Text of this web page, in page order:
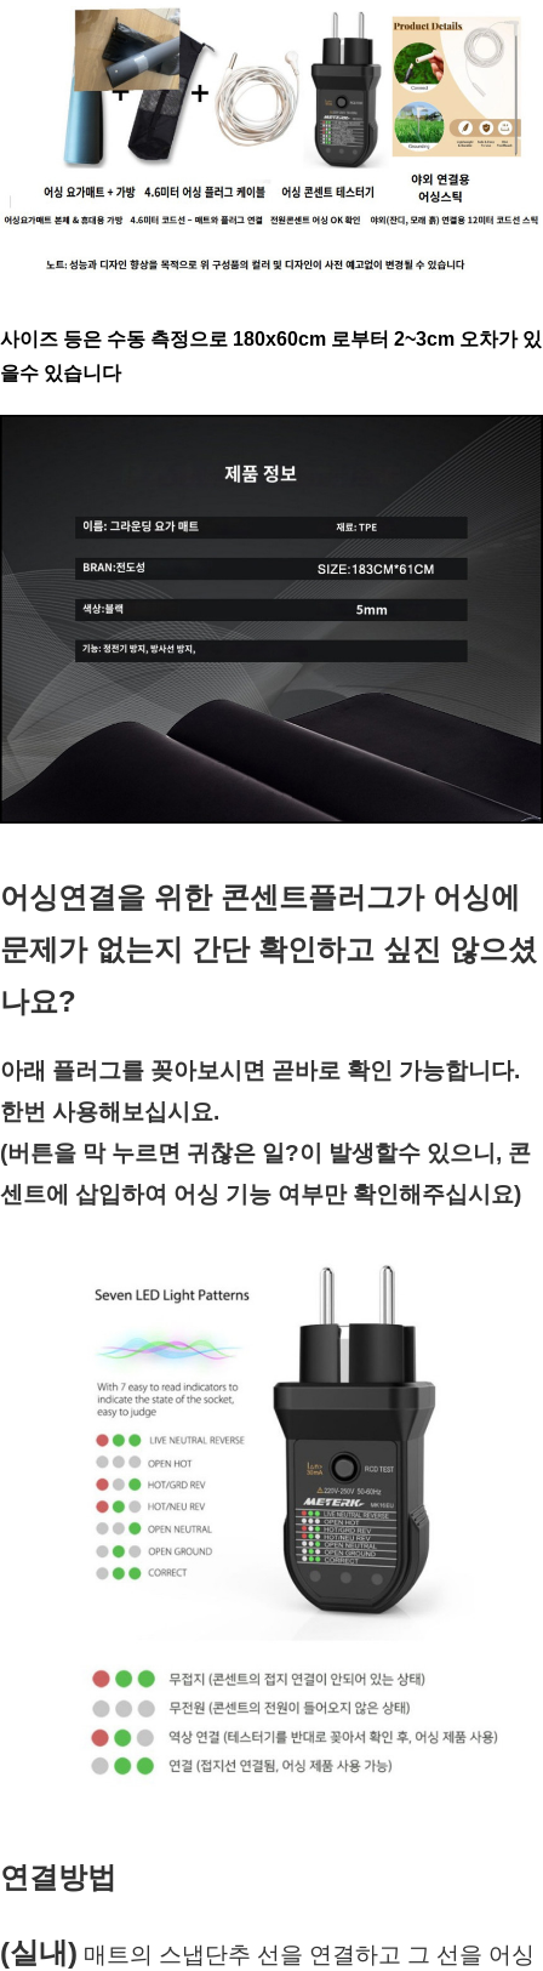
사이즈 등은 수동 측정으로 180x60cm 로부터 2~3cm 오차가 있
을수 있습니다
어싱연결을 위한 콘센트플러그가 어싱에
문제가 없는지 간단 확인하고 싶진 않으셨
나요?
아래 플러그를 꽂아보시면 곧바로 확인 가능합니다.
한번 사용해보십시요.
(버튼을 막 누르면 귀찮은 일?이 발생할수 있으니, 콘
센트에 삽입하여 어싱 기능 여부만 확인해주십시요)
연결방법
(실내) 매트의 스냅단추 선을 연결하고 그 선을 어싱